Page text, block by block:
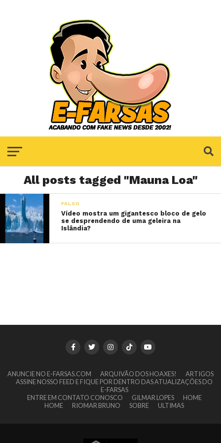
All posts tagged "Mauna Loa"
FALSO
Vídeo mostra um gigantesco bloco de gelo
se desprendendo de uma geleira na
Islândia?
ANUNCIE NO E-FARSAS.COM ARQUIVÃO DOS HOAXES!
ARTIGOS
ASSINE NOSSO FEED E FIQUE POR DENTRO DAS ATUALIZAÇÕES DO
E-FARSAS
ENTRE EM CONTATO CONOSCO
GILMAR LOPES
HOME
HOME
RIOMAR BRUNO SOBRE ULTIMAS